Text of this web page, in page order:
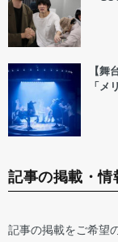
【
「メ
記事の掲載・
記事の掲載をご希望